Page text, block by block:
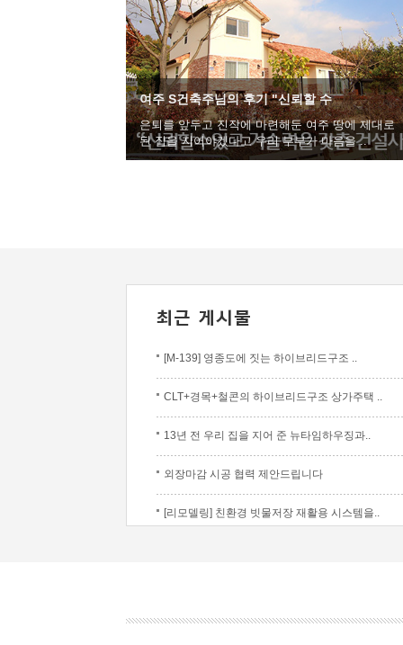
여주 S건축주님의 후기 "신뢰할 수
은퇴를 앞두고 진작에 마련해둔 여주 땅에 제대로
된 집을 지어야겠다고 우리 부부가 마음을 ..
[M-139] 영종도에 짓는 하이브리드구조 ..
CLT+경목+철콘의 하이브리드구조 상가주택 ..
13년 전 우리 집을 지어 준 뉴타임하우징과..
외장마감 시공 협력 제안드립니다
[리모델링] 친환경 빗물저장 재활용 시스템을..